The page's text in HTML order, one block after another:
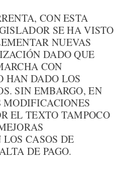
CON ESTA
SE HA VISTO
NUEVAS
DADO QUE
CON
HAN DADO LOS
SIN EMBARGO, EN
EL TEXTO TAMPOCO
CASOS DE
DE PAGO.